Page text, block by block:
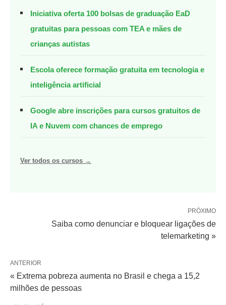
Iniciativa oferta 100 bolsas de graduação EaD
gratuitas para pessoas com TEA e mães de
crianças autistas
Escola oferece formação gratuita em tecnologia e
inteligência artificial
Google abre inscrições para cursos gratuitos de
IA e Nuvem com chances de emprego
Ver todos os cursos →
PRÓXIMO
Saiba como denunciar e bloquear ligações de
telemarketing »
ANTERIOR
« Extrema pobreza aumenta no Brasil e chega a 15,2
milhões de pessoas